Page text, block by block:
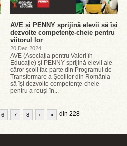
AVE și PENNY sprijină elevii să își
dezvolte competențe-cheie pentru
viitorul lor
20 Dec 2024
AVE (Asociația pentru Valori în
Educație) și PENNY sprijină elevii ale
căror școli fac parte din Programul de
Transformare a Școlilor din România
să își dezvolte competențe-cheie
pentru a reuși în...
6 7 8 din 228
› »